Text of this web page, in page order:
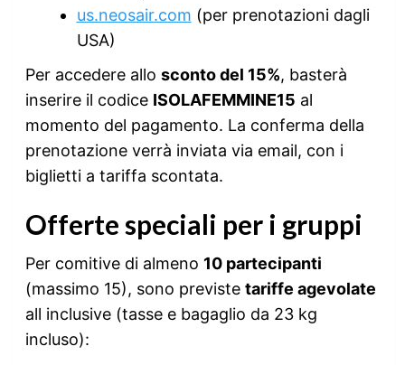
us.neosair.com (per prenotazioni dagli
USA)
Per accedere allo sconto del 15%, basterà
inserire il codice ISOLAFEMMINE15 al
momento del pagamento. La conferma della
prenotazione verrà inviata via email, con i
biglietti a tariffa scontata.
Offerte speciali per i gruppi
Per comitive di almeno 10 partecipanti
(massimo 15), sono previste tariffe agevolate
all inclusive (tasse e bagaglio da 23 kg
incluso):